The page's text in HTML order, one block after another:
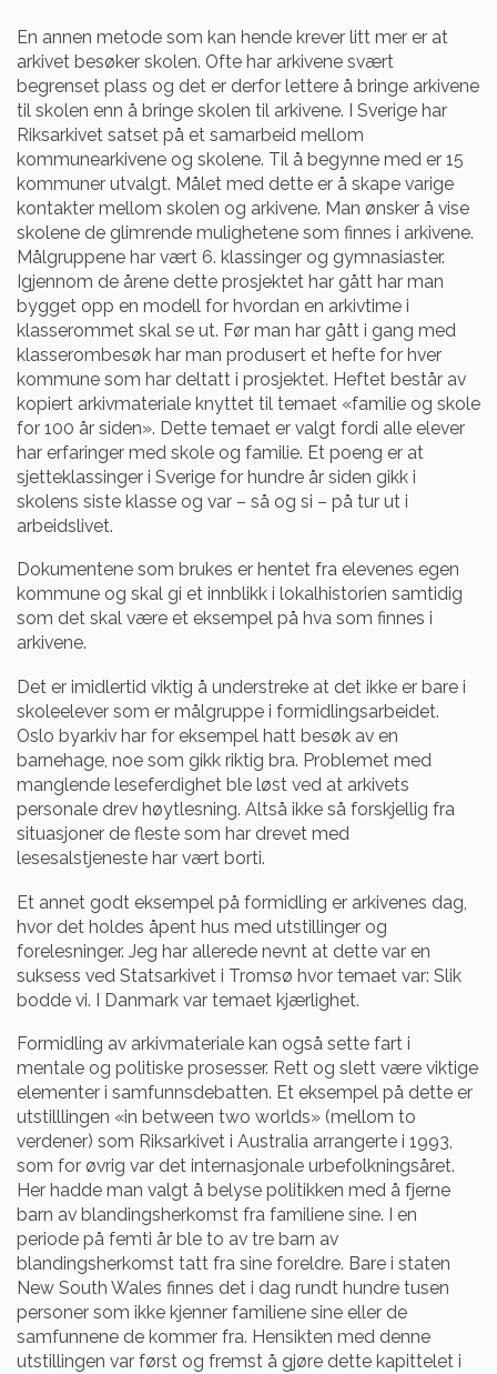
En annen metode som kan hende krever litt mer er at
arkivet besøker skolen. Ofte har arkivene svært
begrenset plass og det er derfor lettere å bringe arkivene
til skolen enn å bringe skolen til arkivene. I Sverige har
Riksarkivet satset på et samarbeid mellom
kommunearkivene og skolene. Til å begynne med er 15
kommuner utvalgt. Målet med dette er å skape varige
kontakter mellom skolen og arkivene. Man ønsker å vise
skolene de glimrende mulighetene som finnes i arkivene.
Målgruppene har vært 6. klassinger og gymnasiaster.
Igjennom de årene dette prosjektet har gått har man
bygget opp en modell for hvordan en arkivtime i
klasserommet skal se ut. Før man har gått i gang med
klasserombesøk har man produsert et hefte for hver
kommune som har deltatt i prosjektet. Heftet består av
kopiert arkivmateriale knyttet til temaet «familie og skole
for 100 år siden». Dette temaet er valgt fordi alle elever
har erfaringer med skole og familie. Et poeng er at
sjetteklassinger i Sverige for hundre år siden gikk i
skolens siste klasse og var – så og si – på tur ut i
arbeidslivet.
Dokumentene som brukes er hentet fra elevenes egen
kommune og skal gi et innblikk i lokalhistorien samtidig
som det skal være et eksempel på hva som finnes i
arkivene.
Det er imidlertid viktig å understreke at det ikke er bare i
skoleelever som er målgruppe i formidlingsarbeidet.
Oslo byarkiv har for eksempel hatt besøk av en
barnehage, noe som gikk riktig bra. Problemet med
manglende leseferdighet ble løst ved at arkivets
personale drev høytlesning. Altså ikke så forskjellig fra
situasjoner de fleste som har drevet med
lesesalstjeneste har vært borti.
Et annet godt eksempel på formidling er arkivenes dag,
hvor det holdes åpent hus med utstillinger og
forelesninger. Jeg har allerede nevnt at dette var en
suksess ved Statsarkivet i Tromsø hvor temaet var: Slik
bodde vi. I Danmark var temaet kjærlighet.
Formidling av arkivmateriale kan også sette fart i
mentale og politiske prosesser. Rett og slett være viktige
elementer i samfunnsdebatten. Et eksempel på dette er
utstilllingen «in between two worlds» (mellom to
verdener) som Riksarkivet i Australia arrangerte i 1993,
som for øvrig var det internasjonale urbefolkningsåret.
Her hadde man valgt å belyse politikken med å fjerne
barn av blandingsherkomst fra familiene sine. I en
periode på femti år ble to av tre barn av
blandingsherkomst tatt fra sine foreldre. Bare i staten
New South Wales finnes det i dag rundt hundre tusen
personer som ikke kjenner familiene sine eller de
samfunnene de kommer fra. Hensikten med denne
utstillingen var først og fremst å gjøre dette kapittelet i